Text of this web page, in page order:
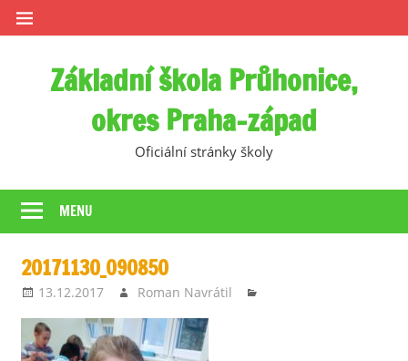
Skip
to
Základní škola Průhonice,
okres Praha-západ
Oficiální stránky školy
MENU
20171130_090850
13.12.2017 Roman Navrátil